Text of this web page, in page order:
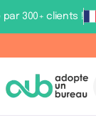
par 300+ clients !